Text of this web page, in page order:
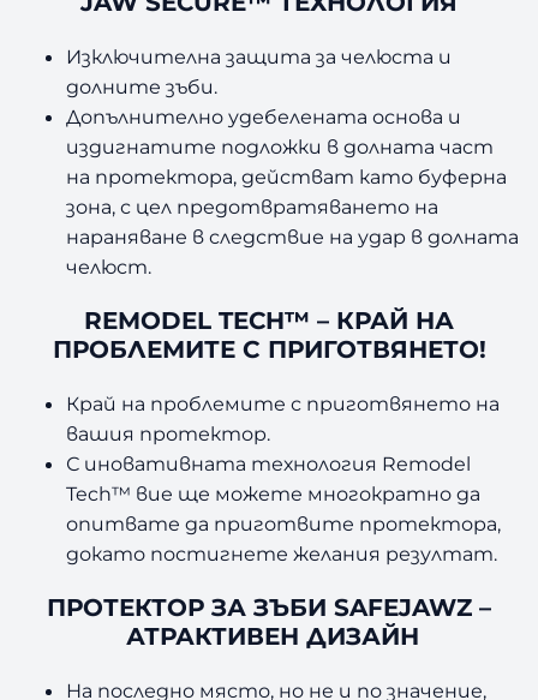
Изключителна защита за челюста и
долните зъби.
Допълнително удебелената основа и
издигнатите подложки в долната част
на протектора, действат като буферна
зона, с цел предотвратяването на
нараняване в следствие на удар в долната
челюст.
REMODEL TECH™ – КРАЙ НА
ПРОБЛЕМИТЕ С ПРИГОТВЯНЕТО!
Край на проблемите с приготвянето на
вашия протектор.
С иновативната технология Remodel
Tech™ вие ще можете многократно да
опитвате да приготвите протектора,
докато постигнете желания резултат.
ПРОТЕКТОР ЗА ЗЪБИ SAFEJAWZ –
АТРАКТИВЕН ДИЗАЙН
На последно място, но не и по значение,